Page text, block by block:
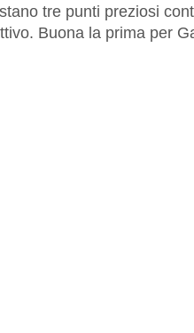
tre punti preziosi
Buona la prima per